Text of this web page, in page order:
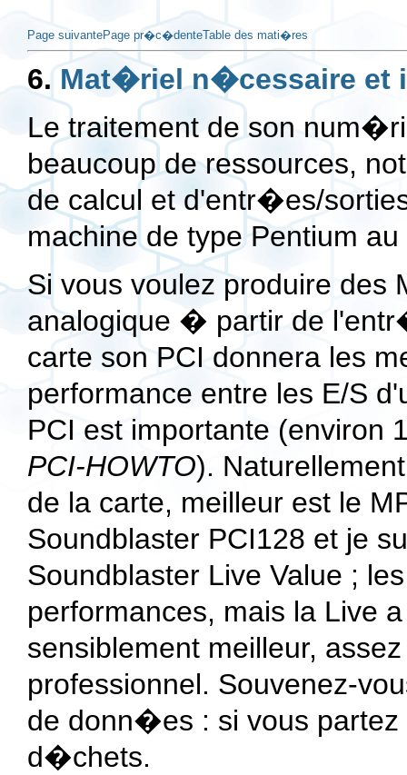
Page suivantePage pr�c�denteTable des mati�res
6. Mat�riel n�cessaire et
Le traitement de son
beaucoup de ressources,
de calcul et d'entr�es/
machine de type Pentium
Si vous voulez produire
analogique � partir de
carte son PCI donnera les
performance entre les E/S
PCI est importante (environ
PCI-HOWTO).
de la carte, meilleur est le
Soundblaster PCI128 et je
Soundblaster Live Value ;
performances, mais la Live
sensiblement meilleur,
professionnel. Souvenez-
de donn�es : si vous
d�chets.